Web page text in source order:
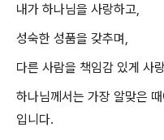
내가 하나님을 사랑하고,
성숙한 성품을 갖추며,
다른 사람을 책임감 있게 사
하나님께서는 가장 알맞은
입니다.